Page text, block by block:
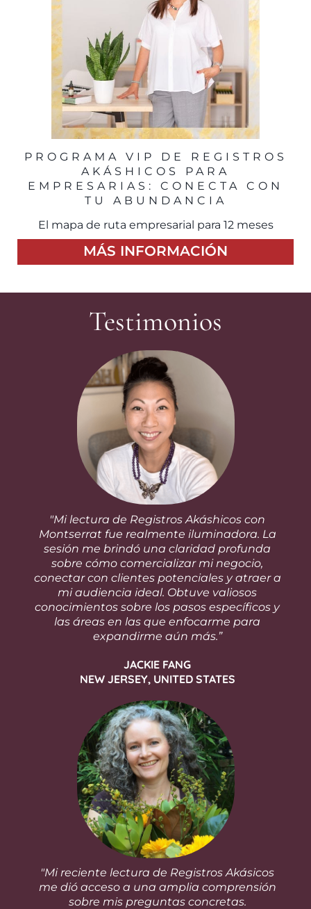
PROGRAMA VIP DE REGISTROS
AKÁSHICOS PARA
EMPRESARIAS: CONECTA CON
TU ABUNDANCIA
El mapa de ruta empresarial para 12 meses
MÁS INFORMACIÓN
Testimonios
"Mi lectura de Registros Akáshicos con
Montserrat fue realmente iluminadora. La
sesión me brindó una claridad profunda
sobre cómo comercializar mi negocio,
conectar con clientes potenciales y atraer a
mi audiencia ideal. Obtuve valiosos
conocimientos sobre los pasos específicos y
las áreas en las que enfocarme para
expandirme aún más.”
JACKIE FANG
NEW JERSEY, UNITED STATES
"Mi reciente lectura de Registros Akásicos
me dió acceso a una amplia comprensión
sobre mis preguntas concretas.